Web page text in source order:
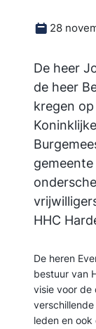
28
De heer
de heer
kregen
HHC
De heren
bestuur van
visie voor de
leden en